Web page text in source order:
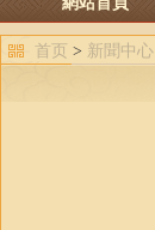
首页 > 新聞中心